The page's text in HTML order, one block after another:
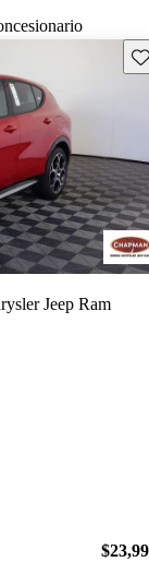
Jeep Ram